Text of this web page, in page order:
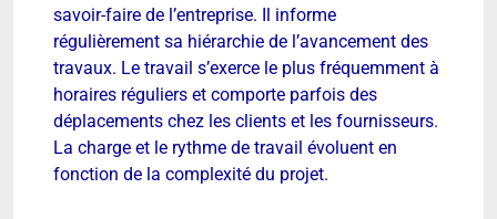
savoir-faire de l’entreprise. Il informe
régulièrement sa hiérarchie de l’avancement des
travaux. Le travail s’exerce le plus fréquemment à
horaires réguliers et comporte parfois des
déplacements chez les clients et les fournisseurs.
La charge et le rythme de travail évoluent en
fonction de la complexité du projet.